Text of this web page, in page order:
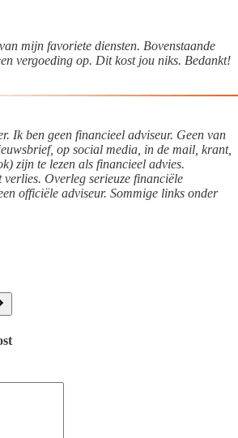
mijn favoriete diensten. Bovenstaande
vergoeding op. Dit kost jou niks. Bedankt!
Ik ben geen financieel adviseur. Geen van
op social media, in de mail, krant,
zijn te lezen als financieel advies.
verlies. Overleg serieuze financiële
officiële adviseur. Sommige links onder